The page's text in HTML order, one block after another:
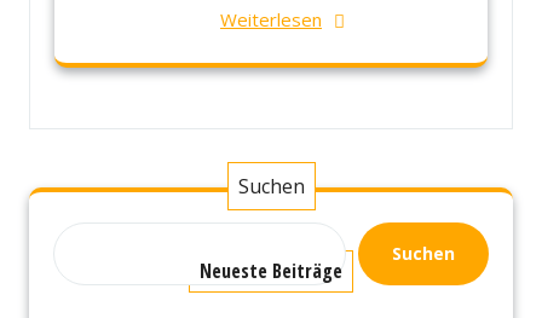
Weiterlesen
Suchen
Suchen
Neueste Beiträge